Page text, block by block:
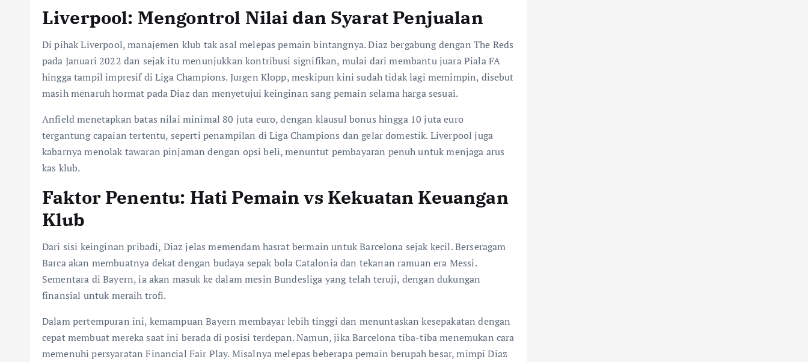
Liverpool: Mengontrol Nilai dan Syarat Penjualan
Di pihak Liverpool, manajemen klub tak asal melepas pemain bintangnya. Diaz bergabung dengan The Reds
pada Januari 2022 dan sejak itu menunjukkan kontribusi signifikan, mulai dari membantu juara Piala FA
hingga tampil impresif di Liga Champions. Jurgen Klopp, meskipun kini sudah tidak lagi memimpin, disebut
masih menaruh hormat pada Diaz dan menyetujui keinginan sang pemain selama harga sesuai.
Anfield menetapkan batas nilai minimal 80 juta euro, dengan klausul bonus hingga 10 juta euro
tergantung capaian tertentu, seperti penampilan di Liga Champions dan gelar domestik. Liverpool juga
kabarnya menolak tawaran pinjaman dengan opsi beli, menuntut pembayaran penuh untuk menjaga arus
kas klub.
Faktor Penentu: Hati Pemain vs Kekuatan Keuangan
Klub
Dari sisi keinginan pribadi, Diaz jelas memendam hasrat bermain untuk Barcelona sejak kecil. Berseragam
Barca akan membuatnya dekat dengan budaya sepak bola Catalonia dan tekanan ramuan era Messi.
Sementara di Bayern, ia akan masuk ke dalam mesin Bundesliga yang telah teruji, dengan dukungan
finansial untuk meraih trofi.
Dalam pertempuran ini, kemampuan Bayern membayar lebih tinggi dan menuntaskan kesepakatan dengan
cepat membuat mereka saat ini berada di posisi terdepan. Namun, jika Barcelona tiba-tiba menemukan cara
memenuhi persyaratan Financial Fair Play. Misalnya melepas beberapa pemain berupah besar, mimpi Diaz